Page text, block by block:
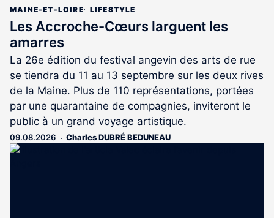
MAINE-ET-LOIRE LIFESTYLE
Les Accroche-Cœurs larguent les
amarres
La 26e édition du festival angevin des arts de rue
se tiendra du 11 au 13 septembre sur les deux rives
de la Maine. Plus de 110 représentations, portées
par une quarantaine de compagnies, inviteront le
public à un grand voyage artistique.
09.08.2026 Charles DUBRÉ BEDUNEAU